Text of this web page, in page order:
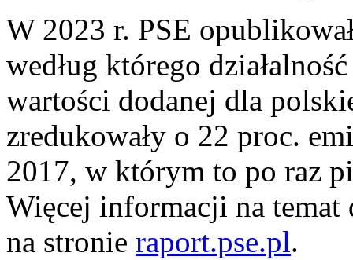
W 2023 r. PSE
według którego
wartości dodanej dla
zredukowały o 22 proc.
2017, w którym to po raz
Więcej informacji na temat
na stronie raport.pse.pl.